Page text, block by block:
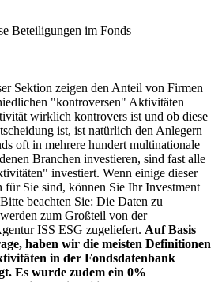
Beteiligungen im Fonds
Sektion zeigen den Anteil von Firmen
"kontroversen" Aktivitäten
wirklich kontrovers ist und ob diese
ist, ist natürlich den Anlegern
oft in mehrere hundert multinationale
Branchen investieren, sind fast alle
investiert. Wenn einige dieser
Sie sind, können Sie Ihr Investment
beachten Sie: Die Daten zu
zum Großteil von der
ISS ESG zugeliefert. Auf Basis
haben wir die meisten Definitionen
in der Fondsdatenbank
Es wurde zudem ein 0%